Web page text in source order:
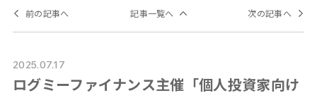
前の記事へ 記事一覧へ 次の記事へ
2025.07.17
ログミーファイナンス主催「個人投資家向け